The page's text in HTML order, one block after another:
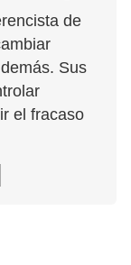
de
Sus
el fracaso